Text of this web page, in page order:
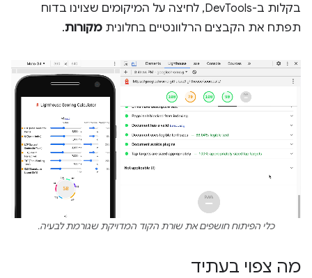
בקלות ב-DevTools, לחיצה על המיקומים שצוינו בדוח
תפתח את הקבצים הרלוונטיים בחלונית מקורות.
כלי הפיתוח חושפים את שורת הקוד המדויקת שגורמת לבעיה.
מה צפוי בעתיד